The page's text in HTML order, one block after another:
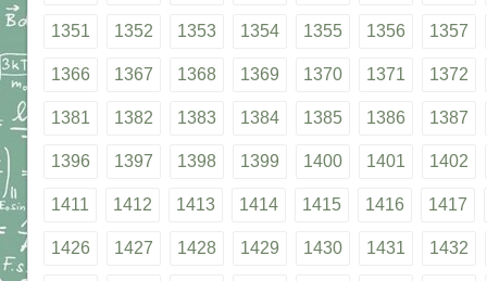
1351 1352 1353 1354 1355 1356 1357
1366 1367 1368 1369 1370 1371 1372
1381 1382 1383 1384 1385 1386 1387
1396 1397 1398 1399 1400 1401 1402
1411 1412 1413 1414 1415 1416 1417
1426 1427 1428 1429 1430 1431 1432